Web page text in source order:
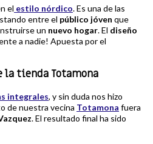
el estilo nórdico. Es una de las
entre el público jóven que
un nuevo hogar. El diseño
a nadie! Apuesta por el
la tienda Totamona
integrales, y sin duda nos hizo
de nuestra vecina Totamona fuera
. El resultado final ha sido